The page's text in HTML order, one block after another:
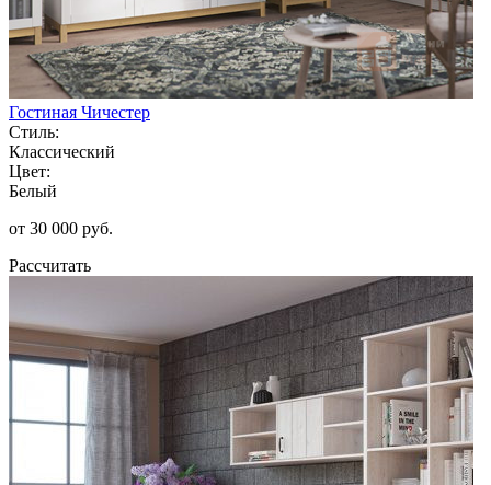
Гостиная Чичестер
Стиль:
Классический
Цвет:
Белый
от 30 000 руб.
Рассчитать